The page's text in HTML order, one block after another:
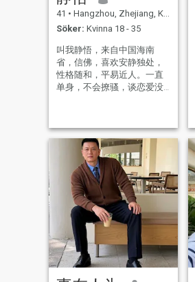
41 • Hangzhou, Zhejiang, Kina
Söker: Kvinna 18 - 35
叫我静悟，来自中国海南
省，信佛，喜欢安静独处，
性格随和，平易近人。一直
单身，不会撩骚，谈恋爱没